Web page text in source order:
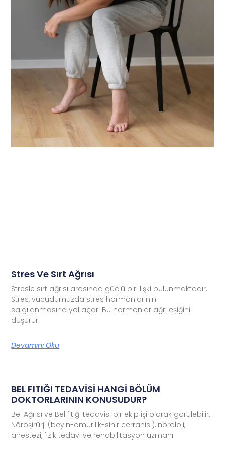
Stres Ve Sırt Ağrısı
Stresle sırt ağrısı arasında güçlü bir ilişki bulunmaktadır.
Stres, vücudumuzda stres hormonlarının
salgılanmasına yol açar. Bu hormonlar ağrı eşiğini
düşürür
Devamını Oku
BEL FITIĞI TEDAVİSİ HANGİ BÖLÜM
DOKTORLARININ KONUSUDUR?
Bel Ağrısı ve Bel fıtığı tedavisi bir ekip işi olarak görülebilir.
Nöroşirürji (beyin-omurilik-sinir cerrahisi), nöroloji,
anestezi, fizik tedavi ve rehabilitasyon uzmanı